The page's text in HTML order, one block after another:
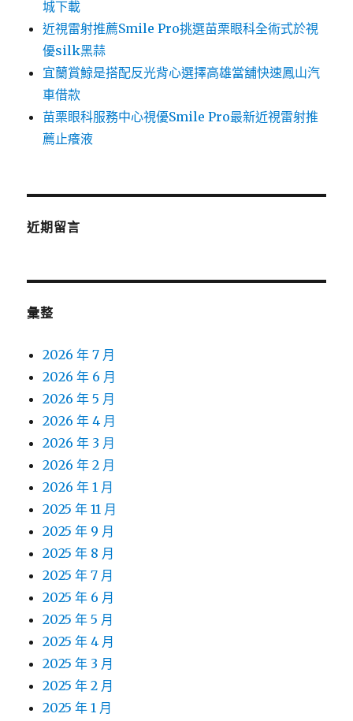
城下載
近視雷射推薦Smile Pro挑選苗栗眼科全術式於視
優silk黑蒜
宜蘭賞鯨是搭配反光背心選擇高雄當舖快速鳳山汽
車借款
苗栗眼科服務中心視優Smile Pro最新近視雷射推
薦止癢液
近期留言
彙整
2026 年 7 月
2026 年 6 月
2026 年 5 月
2026 年 4 月
2026 年 3 月
2026 年 2 月
2026 年 1 月
2025 年 11 月
2025 年 9 月
2025 年 8 月
2025 年 7 月
2025 年 6 月
2025 年 5 月
2025 年 4 月
2025 年 3 月
2025 年 2 月
2025 年 1 月